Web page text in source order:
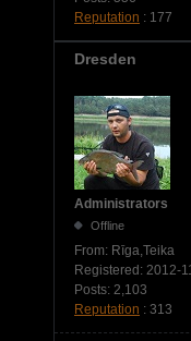
Reputation : 177
Dresden
Administrators
Offline
From: Rīga,Teika
Registered: 2012-
Posts: 2,103
Reputation : 313